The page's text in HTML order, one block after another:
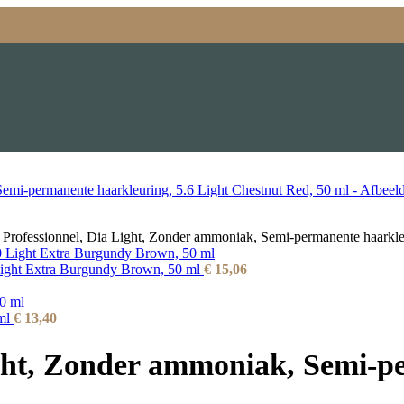
Professionnel, Dia Light, Zonder ammoniak, Semi-permanente
Extra Burgundy Brown, 50 ml € 15,06
€ 13,40
Zonder ammoniak, Semi-